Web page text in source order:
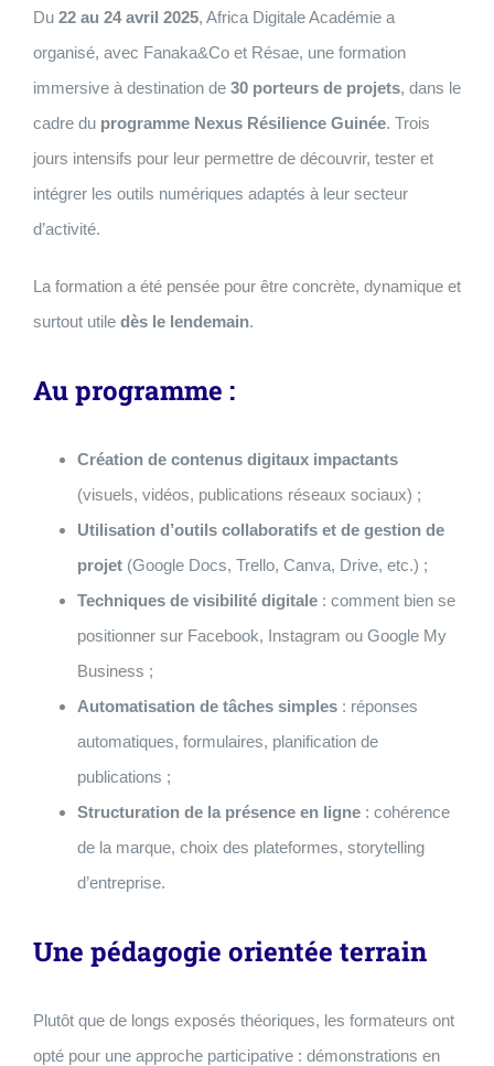
Du 22 au 24 avril 2025, Africa Digitale Académie a
organisé, avec Fanaka&Co et Résae, une formation
immersive à destination de 30 porteurs de projets, dans le
cadre du programme Nexus Résilience Guinée. Trois
jours intensifs pour leur permettre de découvrir, tester et
intégrer les outils numériques adaptés à leur secteur
d’activité.
La formation a été pensée pour être concrète, dynamique et
surtout utile dès le lendemain.
Au programme :
Création de contenus digitaux impactants
(visuels, vidéos, publications réseaux sociaux) ;
Utilisation d’outils collaboratifs et de gestion de
projet(Google Docs, Trello, Canva, Drive, etc.) ;
Techniques de visibilité digitale: comment bien se
positionner sur Facebook, Instagram ou Google My
Business ;
Automatisation de tâches simples: réponses
automatiques, formulaires, planification de
publications ;
Structuration de la présence en ligne: cohérence
de la marque, choix des plateformes, storytelling
d’entreprise.
Une pédagogie orientée terrain
Plutôt que de longs exposés théoriques, les formateurs ont
opté pour une approche participative : démonstrations en